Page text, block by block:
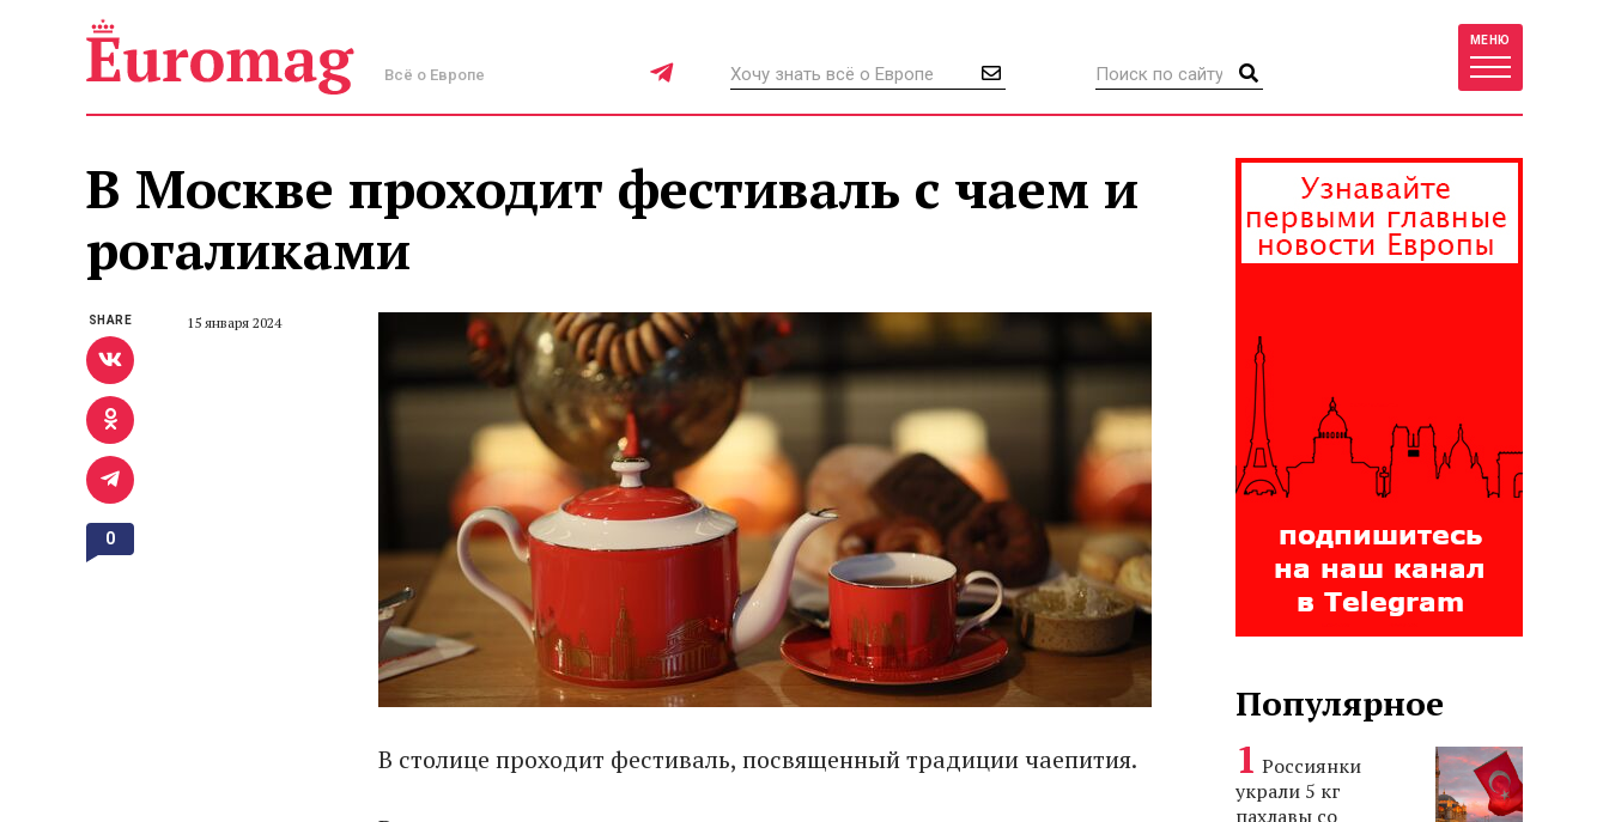
Всё о Европе
МЕНЮ
В Москве проходит фестиваль с чаем и
рогаликами
15 января 2024
В столице проходит фестиваль, посвященный традиции чаепития.
SHARE
0
Популярное
Россиянки
украли 5 кг
пахлавы со